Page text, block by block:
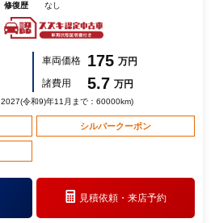
修復歴
なし
車両価格 175 万円
諸費用
5.7 万円
令和9)年11月まで：60000km)
シルバークーポン
見積依頼・来店予約